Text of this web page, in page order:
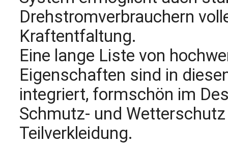
Drehstromverbrauchern
Kraftentfaltung.
Eine lange Liste von
Eigenschaften sind in
integriert, formschön im
Schmutz- und
Teilverkleidung.